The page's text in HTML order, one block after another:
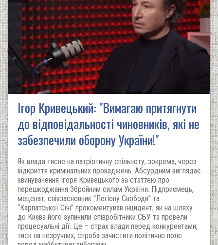
Ігор Кривецький: "Вимагаю притягнути
до відповідальності чиновників, які не
забезпечили оборону України!"
Як влада тисне на патріотичну спільноту, зокрема, через
відкриття кримінальних проваджень. Абсурдним виглядає
звинувачення Ігоря Кривецького за статтею про
перешкоджання Збройним силам України. Підприємець,
меценат, співзасновник “Легіону Свободи” та
“Карпатської Січі” прокоментував інцидент, як на шляху
до Києва його зупинили співробітники СБУ та провели
процесуальні дії. Це – страх влади перед конкурентами,
тиск на незручних, спроба зачистити політичне поле